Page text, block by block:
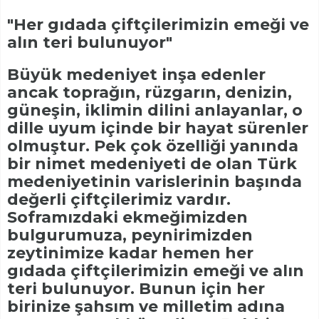
"Her gıdada çiftçilerimizin emeği ve
alın teri bulunuyor"
Büyük medeniyet inşa edenler
ancak toprağın, rüzgarın, denizin,
güneşin, iklimin dilini anlayanlar, o
dille uyum içinde bir hayat sürenler
olmuştur. Pek çok özelliği yanında
bir nimet medeniyeti de olan Türk
medeniyetinin varislerinin başında
değerli çiftçilerimiz vardır.
Soframızdaki ekmeğimizden
bulgurumuza, peynirimizden
zeytinimize kadar hemen her
gıdada çiftçilerimizin emeği ve alın
teri bulunuyor. Bunun için her
birinize şahsım ve milletim adına